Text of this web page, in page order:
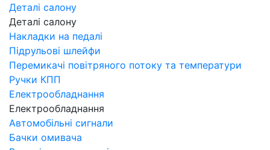
Деталі салону
Деталі салону
Накладки на педалі
Підрульові шлейфи
Перемикачі повітряного потоку та температури
Ручки КПП
Електрообладнання
Електрообладнання
Автомобільні сигнали
Бачки омивача